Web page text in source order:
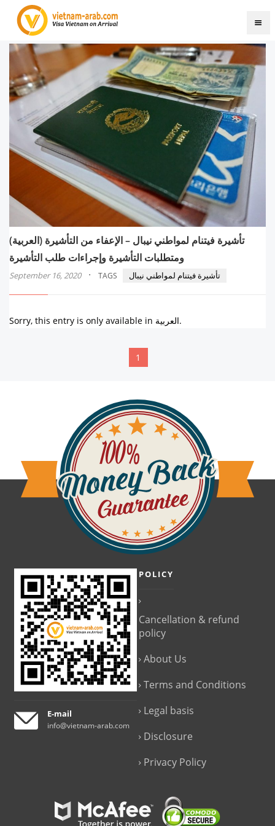
(العربية) تأشيرة فيتنام لمواطني نيبال – الإعفاء من التأشيرة
ومتطلبات التأشيرة وإجراءات طلب التأشيرة
September 16, 2020 · TAGS تأشيرة فيتنام لمواطني نيبال
Sorry, this entry is only available in العربية.
1
E-mail
info@vietnam-arab.com
POLICY
Cancellation & refund
policy
About Us
Terms and Conditions
Legal basis
Disclosure
Privacy Policy